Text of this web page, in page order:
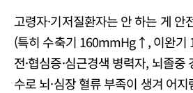
고령자·기저질환자는 안 하는 게 안
(특히 수축기 160mmHg↑, 이완
전·협심증·심근경색 병력자, 뇌졸중
수로 뇌·심장 혈류 부족이 생겨 어